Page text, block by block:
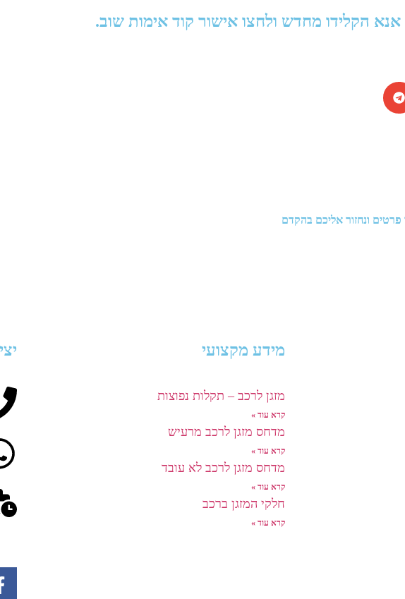
אנא הקלידו מחדש ולחצו אישור קוד אימות שוב.
ונחזור אליכם בהקדם
מידע מקצועי
מזגן לרכב – תקלות נפוצות
קרא עוד »
מדחס מזגן לרכב מרעיש
קרא עוד »
מדחס מזגן לרכב לא עובד
קרא עוד »
חלקי המזגן ברכב
קרא עוד »